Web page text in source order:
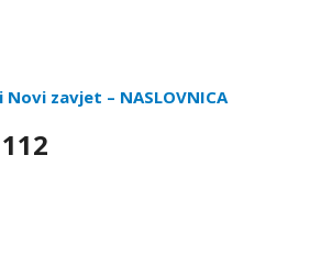
zavjet – NASLOVNICA